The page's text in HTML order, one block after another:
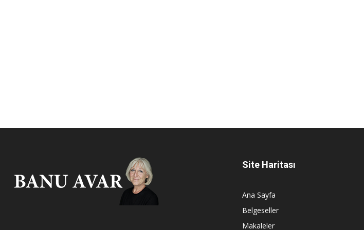
Site Haritası
Ana Sayfa
Belgeseller
Makaleler